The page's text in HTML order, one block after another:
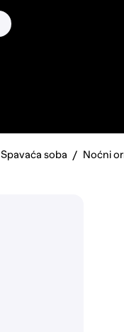
Spavaća soba Noćni